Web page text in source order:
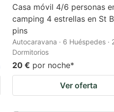
Casa móvil 4/6 personas
camping 4 estrellas en St
pins
Autocaravana · 6 Huéspedes ·
Dormitorios
20 € por noche*
Ver oferta